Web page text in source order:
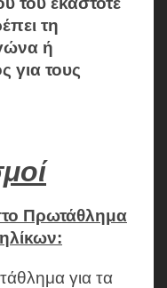
τη
ή
για τους
Πρωτάθλημα
για τα